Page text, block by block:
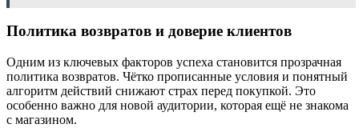
Политика возвратов и доверие клиентов
Одним из ключевых факторов успеха становится прозрачная
политика возвратов. Чётко прописанные условия и понятный
алгоритм действий снижают страх перед покупкой. Это
особенно важно для новой аудитории, которая ещё не знакома
с магазином.